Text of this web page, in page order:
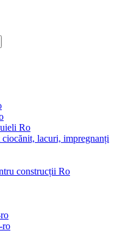
Ro
lacuri, impregnanți
construcții Ro
ro